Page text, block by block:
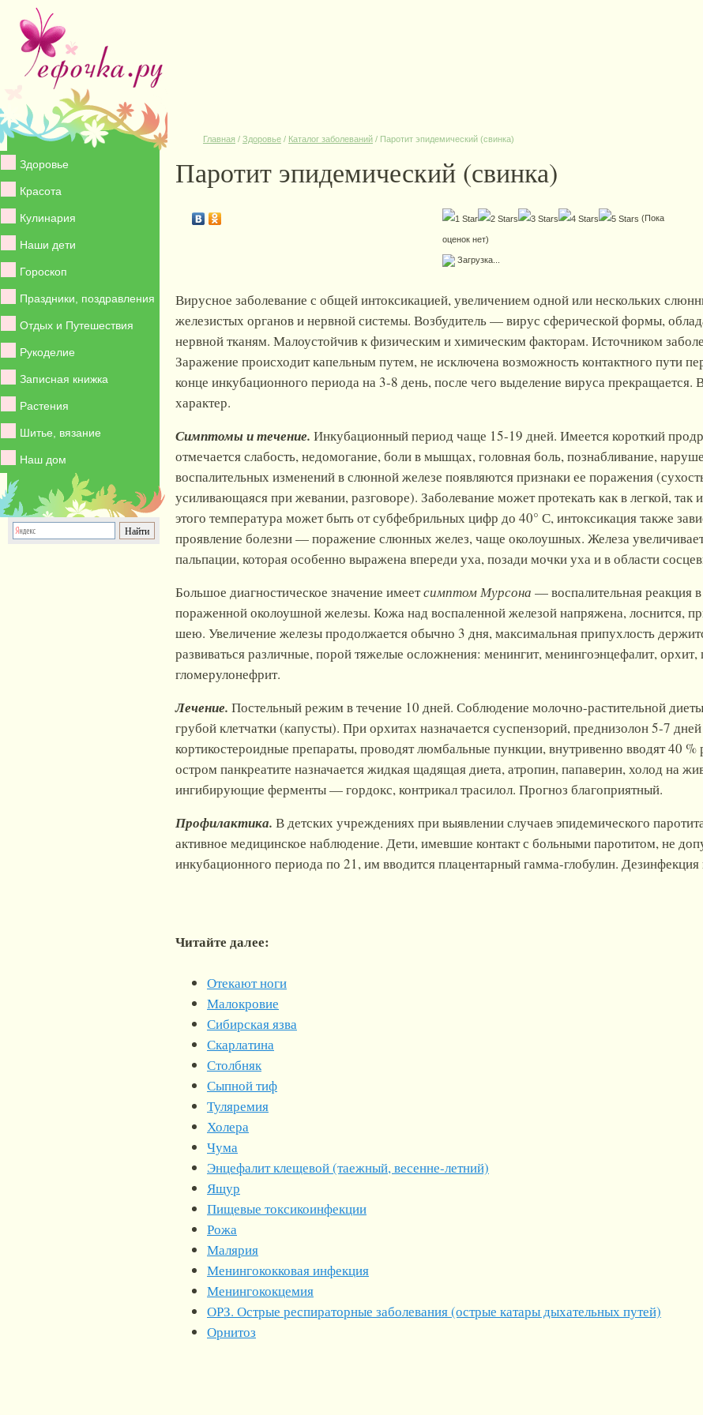
Здоровье
Красота
Кулинария
Наши дети
Гороскоп
Праздники, поздравления
Отдых и Путешествия
Рукоделие
Записная книжка
Растения
Шитье, вязание
Наш дом
Главная / Здоровье / Каталог заболеваний / Паротит эпидемический (свинка)
Паротит эпидемический (свинка)
(Пока
оценок нет)
Загрузка...
Вирусное заболевание с общей интоксикацией, увеличением одной или нескольких
железистых органов и нервной системы. Возбудитель — вирус сферической формы,
нервной тканям. Малоустойчив к физическим и химическим факторам. Источником
Заражение происходит капельным путем, не исключена возможность контактного пути
конце инкубационного периода на 3-8 день, после чего выделение вируса
характер.
Симптомы и течение. Инкубационный период чаще 15-19 дней. Имеется короткий
отмечается слабость, недомогание, боли в мышцах, головная боль, познабливание,
воспалительных изменений в слюнной железе появляются признаки ее поражения
усиливающаяся при жевании, разговоре). Заболевание может протекать как в легкой,
этого температура может быть от субфебрильных цифр до 40° С, интоксикация также
проявление болезни — поражение слюнных желез, чаще околоушных. Железа
пальпации, которая особенно выражена впереди уха, позади мочки уха и в области
Большое диагностическое значение имеетсимптом Мурсона — воспалительная реакция
пораженной околоушной железы. Кожа над воспаленной железой напряжена, лоснится,
шею. Увеличение железы продолжается обычно 3 дня, максимальная припухлость
развиваться различные, порой тяжелые осложнения: менингит, менингоэнцефалит, орхит,
гломерулонефрит.
Лечение. Постельный режим в течение 10 дней. Соблюдение молочно-растительной
грубой клетчатки (капусты). При орхитах назначается суспензорий, преднизолон 5-7
кортикостероидные препараты, проводят люмбальные пункции, внутривенно вводят 40
остром панкреатите назначается жидкая щадящая диета, атропин, папаверин, холод на
ингибирующие ферменты — гордокс, контрикал трасилол. Прогноз благоприятный.
Профилактика. В детских учреждениях при выявлении случаев эпидемического
активное медицинское наблюдение. Дети, имевшие контакт с больными паротитом, не
инкубационного периода по 21, им вводится плацентарный гамма-глобулин. Дезинфекция
Читайте далее:
Отекают ноги
Малокровие
Сибирская язва
Скарлатина
Столбняк
Сыпной тиф
Туляремия
Холера
Чума
Энцефалит клещевой (таежный, весенне-летний)
Ящур
Пищевые токсикоинфекции
Рожа
Малярия
Менингококковая инфекция
Менингококцемия
ОРЗ. Острые респираторные заболевания (острые катары дыхательных путей)
Орнитоз